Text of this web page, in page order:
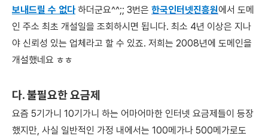
보내드릴 수 없다 하더군요^^;; 3번은 한국인터넷진흥원​에서 도메
인 주소 최초 개설일을 조회하시면 됩니다. 최소 4년 이상은 지나
야 신뢰성 있는 업체라고 할 수 있죠. 저희는 2008년에 도메인을
개설했네요 ㅎㅎ
다. 불필요한 요금제
요즘 5기가니 10기가니 하는 어마어마한 인터넷 요금제들이 등장
했지만, 사실 일반적인 가정 내에서는 100메가나 500메가로도